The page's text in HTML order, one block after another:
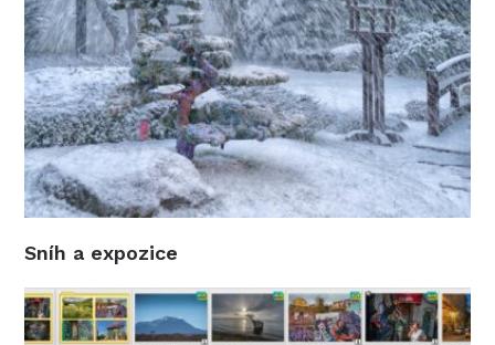
Sníh a expozice